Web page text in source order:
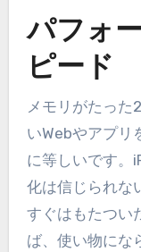
パフォ
ピード
メモリがたった
いWebやアプリ
に等しいです。
化は信じられな
すぐはもたつい
ば、使い物にな